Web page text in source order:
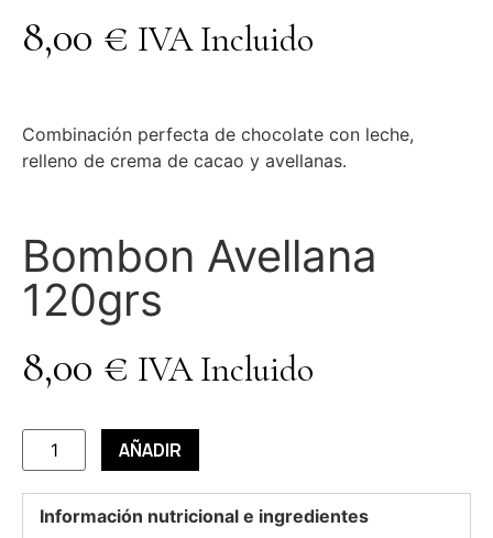
8,00 € IVA Incluido
Combinación perfecta de chocolate con leche,
relleno de crema de cacao y avellanas.
Bombon Avellana
120grs
8,00 € IVA Incluido
AÑADIR
Información nutricional e ingredientes